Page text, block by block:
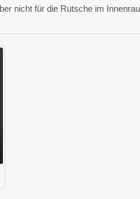
nicht für die Rutsche im